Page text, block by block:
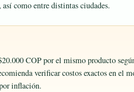
como entre distintas ciudades.
COP por el mismo producto
verificar costos exactos en el
inflación.